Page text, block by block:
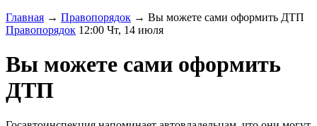
Главная → Правопорядок → Вы можете сами оформить ДТП
Правопорядок 12:00 Чт, 14 июля
Вы можете сами оформить
ДТП